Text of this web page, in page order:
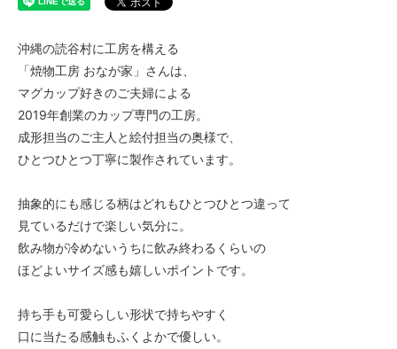
沖縄の読谷村に工房を構える
「焼物工房 おなが家」さんは、
マグカップ好きのご夫婦による
2019年創業のカップ専門の工房。
成形担当のご主人と絵付担当の奥様で、
ひとつひとつ丁寧に製作されています。
抽象的にも感じる柄はどれもひとつひとつ違って
見ているだけで楽しい気分に。
飲み物が冷めないうちに飲み終わるくらいの
ほどよいサイズ感も嬉しいポイントです。
持ち手も可愛らしい形状で持ちやすく
口に当たる感触もふくよかで優しい。